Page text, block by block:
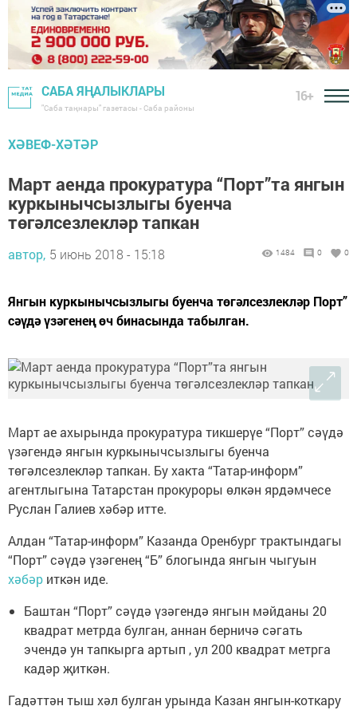
САБА ЯҢАЛЫКЛАРЫ
"Саба таңнары" газетасы - Саба районы
16+
ХӘВЕФ-ХӘТӘР
Март аенда прокуратура “Порт”та янгын
куркынычсызлыгы буенча
төгәлсезлекләр тапкан
автор, 5 июнь 2018 - 15:18 1484 0 0
Янгын куркынычсызлыгы буенча төгәлсезлекләр Порт”
сәүдә үзәгенең өч бинасында табылган.
Март ае ахырында прокуратура тикшерүе “Порт” сәүдә
үзәгендә янгын куркынычсызлыгы буенча
төгәлсезлекләр тапкан. Бу хакта “Татар-информ”
агентлыгына Татарстан прокуроры өлкән ярдәмчесе
Руслан Галиев хәбәр итте.
Алдан “Татар-информ” Казанда Оренбург трактындагы
“Порт” сәүдә үзәгенең “Б” блогында янгын чыгуын
хәбәр иткән иде.
Баштан “Порт” сәүдә үзәгендә янгын мәйданы 20
квадрат метрда булган, аннан берничә сәгать
эчендә ун тапкырга артып , ул 200 квадрат метрга
кадәр җиткән.
Гадәттән тыш хәл булган урында Казан янгын-коткару